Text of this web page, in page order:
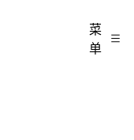
菜
单